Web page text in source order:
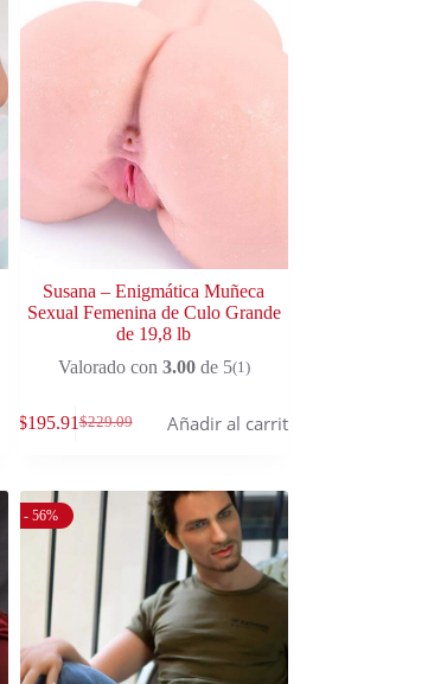
Susana – Enigmática Muñeca
Sexual Femenina de Culo Grande
de 19,8 lb
Valorado con 3.00de 5(1)
$229.09
$195.91 Añadir al carrito
- 56%